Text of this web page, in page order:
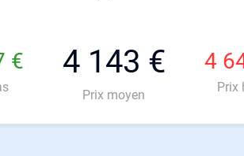
€ 4 143 €
Prix moyen
4
Prix